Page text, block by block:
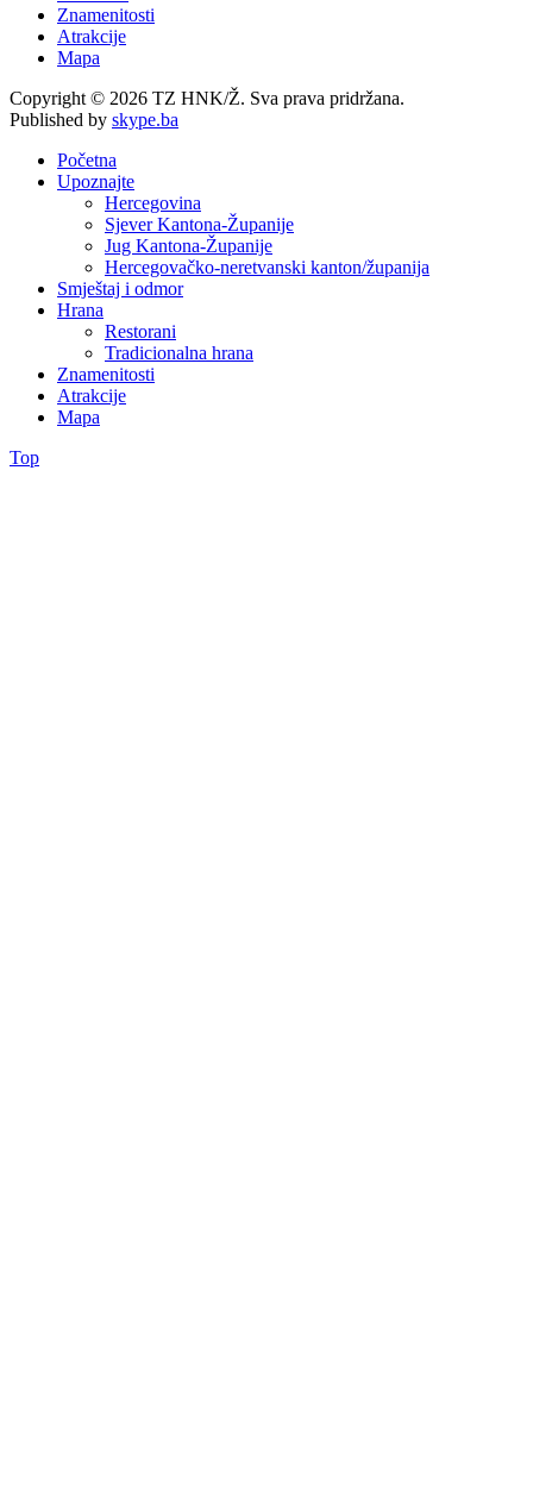
Znamenitosti
Atrakcije
Mapa
Copyright © 2026 TZ HNK/Ž. Sva prava pridržana.
Published by skype.ba
Početna
Upoznajte
Hercegovina
Sjever Kantona-Županije
Jug Kantona-Županije
Hercegovačko-neretvanski kanton/županija
Smještaj i odmor
Hrana
Restorani
Tradicionalna hrana
Znamenitosti
Atrakcije
Mapa
Top